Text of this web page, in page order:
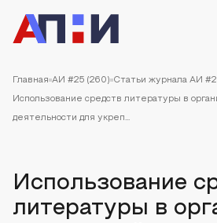
Главная АИ #25 (260) Статьи журнала АИ
Использование средств литературы в
деятельности для укреп...
Использование
литературы в